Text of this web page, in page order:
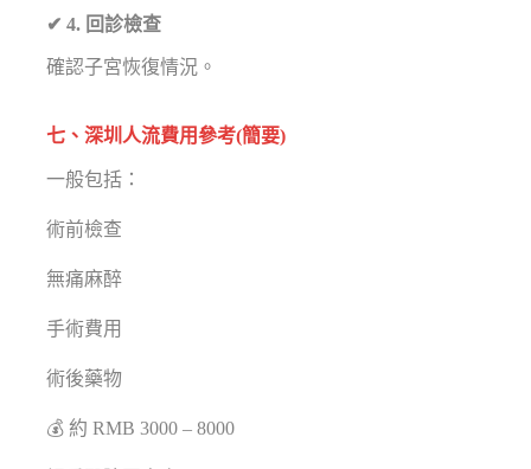
✔ 4. 回診檢查
確認子宮恢復情況。
七、深圳人流費用參考(簡要)
一般包括：
術前檢查
無痛麻醉
手術費用
術後藥物
💰 約 RMB 3000 – 8000